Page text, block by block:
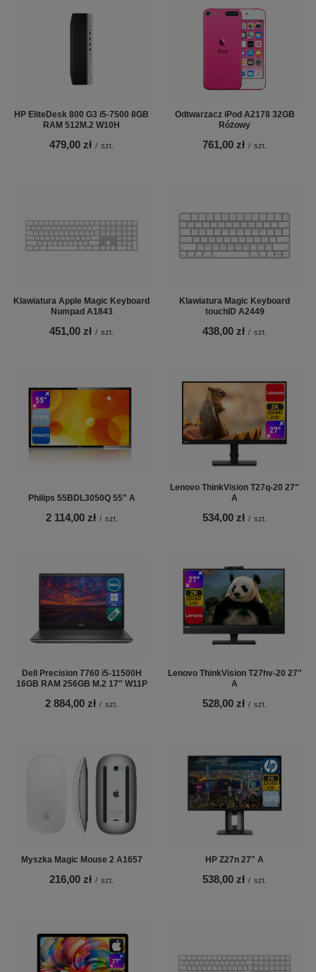
HP EliteDesk 800 G3 i5-7500 8GB
RAM 512M.2 W10H
479,00 zł / szt.
Odtwarzacz iPod A2178 32GB
Różowy
761,00 zł / szt.
Klawiatura Apple Magic Keyboard
Numpad A1843
451,00 zł / szt.
Klawiatura Magic Keyboard
touchID A2449
438,00 zł / szt.
Philips 55BDL3050Q 55" A
2 114,00 zł / szt.
Lenovo ThinkVision T27q-20 27"
A
534,00 zł / szt.
Dell Precision 7760 i5-11500H
16GB RAM 256GB M.2 17" W11P
2 884,00 zł / szt.
Lenovo ThinkVision T27hv-20 27"
A
528,00 zł / szt.
Myszka Magic Mouse 2 A1657
216,00 zł / szt.
HP Z27n 27" A
538,00 zł / szt.